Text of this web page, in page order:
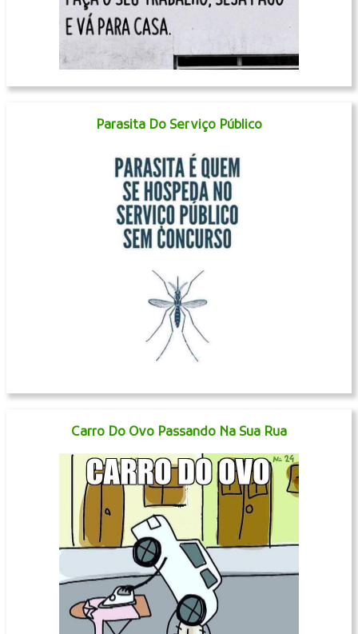
Parasita Do Serviço Público
Carro Do Ovo Passando Na Sua Rua